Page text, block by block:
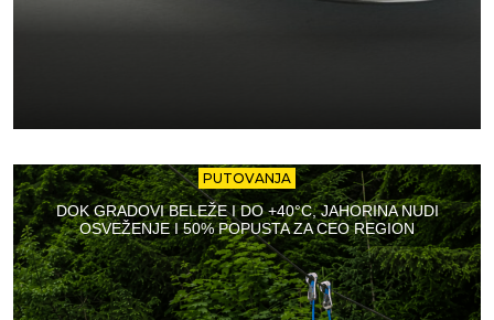
PUTOVANJA
DOK GRADOVI BELEŽE I DO +40°C, JAHORINA NUDI
OSVEŽENJE I 50% POPUSTA ZA CEO REGION